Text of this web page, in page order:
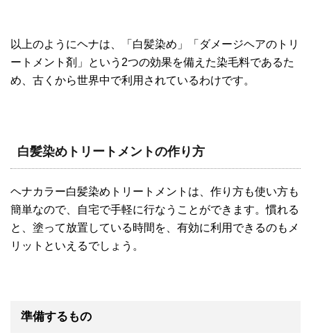
以上のようにヘナは、「白髪染め」「ダメージヘアのトリ
ートメント剤」という2つの効果を備えた染毛料であるた
め、古くから世界中で利用されているわけです。
白髪染めトリートメントの作り方
ヘナカラー白髪染めトリートメントは、作り方も使い方も
簡単なので、自宅で手軽に行なうことができます。慣れる
と、塗って放置している時間を、有効に利用できるのもメ
リットといえるでしょう。
準備するもの